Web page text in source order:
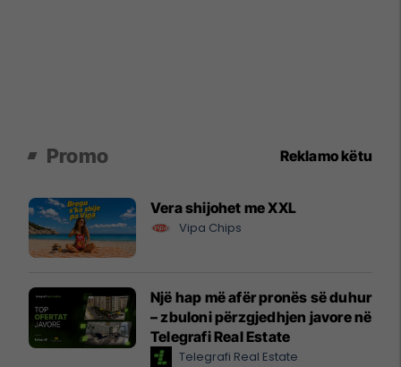
Promo Reklamo këtu
Vera shijohet me XXL
Vipa Chips
Një hap më afër pronës së duhur
– zbuloni përzgjedhjen javore në
Telegrafi Real Estate
Telegrafi Real Estate